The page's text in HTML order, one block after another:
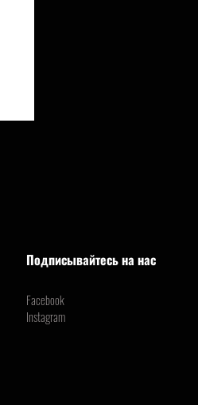
Подписывайтесь на нас
Facebook
Instagram